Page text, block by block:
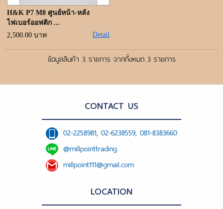
H&K P7 M8 ศูนย์หน้า-หลัง
ไฟเบอร์ออฟติก ...
2,500.00 บาท
Detail
ข้อมูลสินค้า 3 รายการ จากทั้งหมด 3 รายการ
CONTACT US
02-2258981, 02-6238559, 081-8383660
@millpointtrading
millpoint111@gmail.com
LOCATION